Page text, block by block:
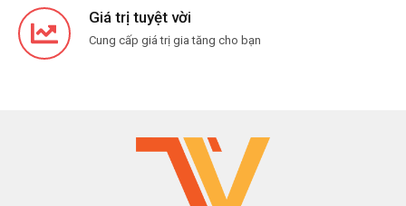
Giá trị tuyệt vời
Cung cấp giá trị gia tăng cho bạn